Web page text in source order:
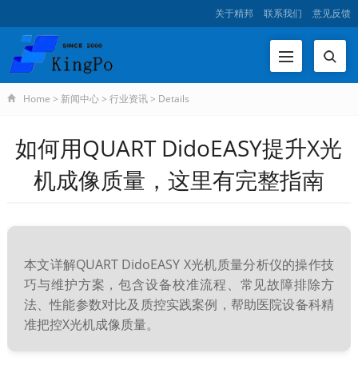
关于精邦 联系我们 意见反馈
Home > 新闻中心> 行业资讯> Details
如何用QUART DidoEASY提升X光
机成像质量，这里有完整指南
本文详解QUART DidoEASY X光机质量分析仪的操作技
巧与维护方案，包含设备校准流程、常见故障排除方
法、性能参数对比及质控实践案例，帮助医院设备科精
准把控X光机成像质量。